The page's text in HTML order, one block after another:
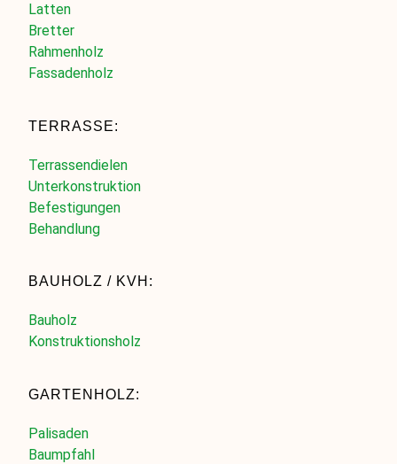
Latten
Bretter
Rahmenholz
Fassadenholz
TERRASSE:
Terrassendielen
Unterkonstruktion
Befestigungen
Behandlung
BAUHOLZ / KVH:
Bauholz
Konstruktionsholz
GARTENHOLZ:
Palisaden
Baumpfahl